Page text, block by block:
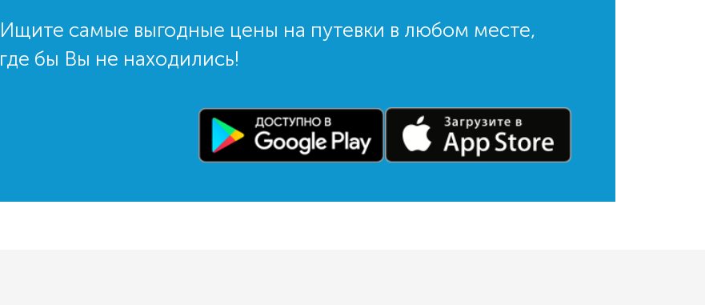
Ищите самые выгодные цены на путевки в любом месте,
где бы Вы не находились!